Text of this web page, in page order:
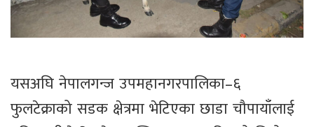
यसअघि नेपालगन्ज उपमहानगरपालिका–६
फुलटेक्राको सडक क्षेत्रमा भेटिएका छाडा चौपायाँलाई